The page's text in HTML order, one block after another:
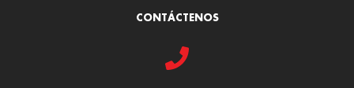
CONTÁCTENOS